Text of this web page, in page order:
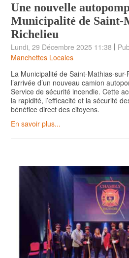
Une nouvelle
Municipalité de Saint-
Richelieu
Lundi, 29 Décembre 2025 11:38 |
Manchettes Locales
La Municipalité de Saint-Mathias-
l’arrivée d’un nouveau camion
Service de sécurité incendie. Cette
la rapidité, l’efficacité et la sécurité
bénéfice direct des citoyens.
En savoir plus...